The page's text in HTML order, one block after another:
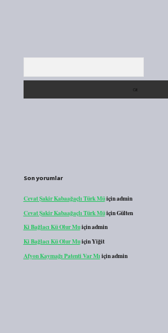
Son yorumlar
Cevat Şakir Kabaağaçlı Türk Müiçinadmin
Cevat Şakir Kabaağaçlı Türk MüiçinGülten
Ki Bağlacı Kü Olur Muiçinadmin
Ki Bağlacı Kü Olur MuiçinYiğit
Afyon Kaymağı Patenti Var Mı içinadmin